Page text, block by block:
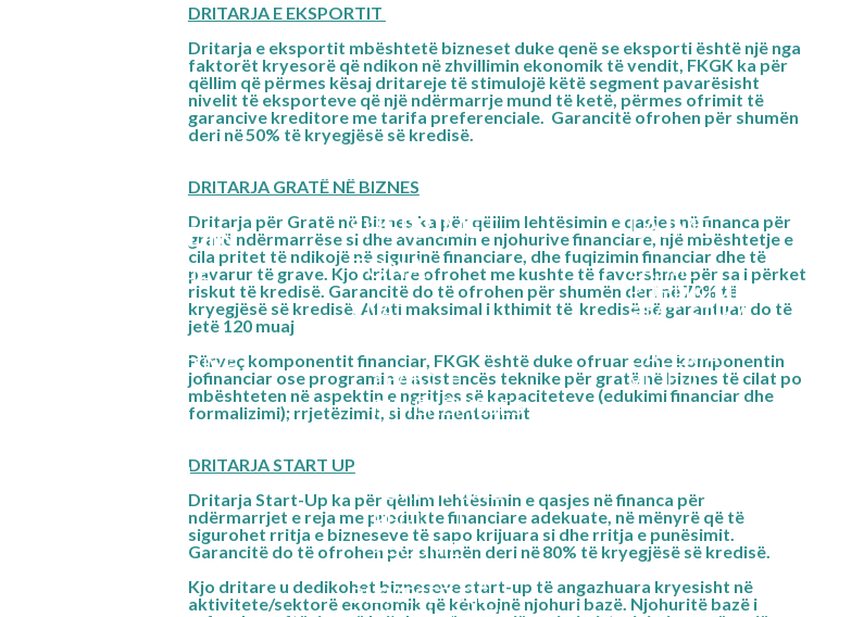
DRITARJA E EKSPORTIT
Dritarja e eksportit mbështetë bizneset duke qenë se eksporti është një nga
faktorët kryesorë që ndikon në zhvillimin ekonomik të vendit, FKGK ka për
qëllim që përmes kësaj dritareje të stimulojë këtë segment pavarësisht
nivelit të eksporteve që një ndërmarrje mund të ketë, përmes ofrimit të
garancive kreditore me tarifa preferenciale. Garancitë ofrohen për shumën
deri në 50% të kryegjësë së kredisë.
DRITARJA GRATË NË BIZNES
Dritarja për Gratë në Biznes ka për qëllim lehtësimin e qasjes në financa për
gratë ndërmarrëse si dhe avancimin e njohurive financiare, një mbështetje e
cila pritet të ndikojë në sigurinë financiare, dhe fuqizimin financiar dhe të
pavarur të grave. Kjo dritare ofrohet me kushte të favorshme për sa i përket
riskut të kredisë. Garancitë do të ofrohen për shumën deri në 70% të
kryegjësë së kredisë. Afati maksimal i kthimit të kredisë së garantuar do të
jetë 120 muaj
Përveç komponentit financiar, FKGK është duke ofruar edhe komponentin
jofinanciar ose programin e asistencës teknike për gratë në biznes të cilat po
mbështeten në aspektin e ngritjes së kapaciteteve (edukimi financiar dhe
formalizimi); rrjetëzimit, si dhe mentorimit
DRITARJA START UP
Dritarja Start-Up ka për qëllim lehtësimin e qasjes në financa për
ndërmarrjet e reja me produkte financiare adekuate, në mënyrë që të
sigurohet rritja e bizneseve të sapo krijuara si dhe rritja e punësimit.
Garancitë do të ofrohen për shumën deri në 80% të kryegjësë së kredisë.
Kjo dritare u dedikohet bizneseve start-up të angazhuara kryesisht në
aktivitete/sektorë ekonomik që kërkojnë njohuri bazë. Njohuritë bazë i
PËR FONDIN
MISIONI DHE
STRUKTURA
ORGANIZATIVE
PERSONELI
SHËRBIMET
TONA
VIJAT
>PAKO E
RIMËKËMBJES
> DRITARJA E
REGULLT
>COSME
BIZNESET QË
LAJME
LAJME
PUBLIKIME
STATISTIKA
GALERIA
VIDEO